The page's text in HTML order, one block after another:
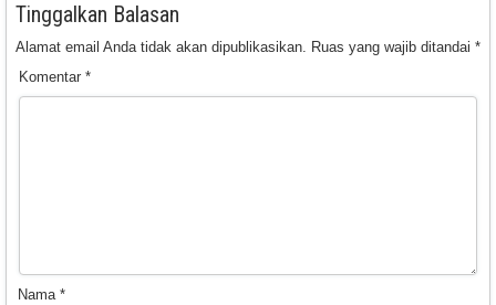
Tinggalkan Balasan
Alamat email Anda tidak akan dipublikasikan. Ruas yang wajib ditandai *
Komentar *
Nama *